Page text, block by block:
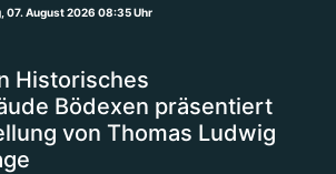
07. August 2026 08:35 Uhr
Historisches
Bödexen präsentiert
von Thomas Ludwig